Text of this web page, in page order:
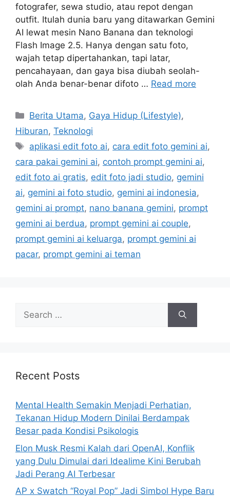
fotografer, sewa studio, atau repot dengan
outfit. Itulah dunia baru yang ditawarkan Gemini
AI lewat mesin Nano Banana dan teknologi
Flash Image 2.5. Hanya dengan satu foto,
wajah tetap dipertahankan, tapi latar,
pencahayaan, dan gaya bisa diubah seolah-
olah Anda benar-benar difoto … Read more
C
a
e
g
o
r
i
s
Berita Utama, Gaya Hidup (Lifestyle),
Hiburan, Teknologi
T
a
s
aplikasi edit foto ai, cara edit foto gemini ai,
cara pakai gemini ai, contoh prompt gemini ai,
edit foto ai gratis, edit foto jadi studio, gemini
ai, gemini ai foto studio, gemini ai indonesia,
gemini ai prompt, nano banana gemini, prompt
gemini ai berdua, prompt gemini ai couple,
prompt gemini ai keluarga, prompt gemini ai
pacar, prompt gemini ai teman
h
r
:
Recent Posts
Mental Health Semakin Menjadi Perhatian,
Tekanan Hidup Modern Dinilai Berdampak
Besar pada Kondisi Psikologis
Elon Musk Resmi Kalah dari OpenAI, Konflik
yang Dulu Dimulai dari Idealime Kini Berubah
Jadi Perang AI Terbesar
AP x Swatch “Royal Pop” Jadi Simbol Hype Baru